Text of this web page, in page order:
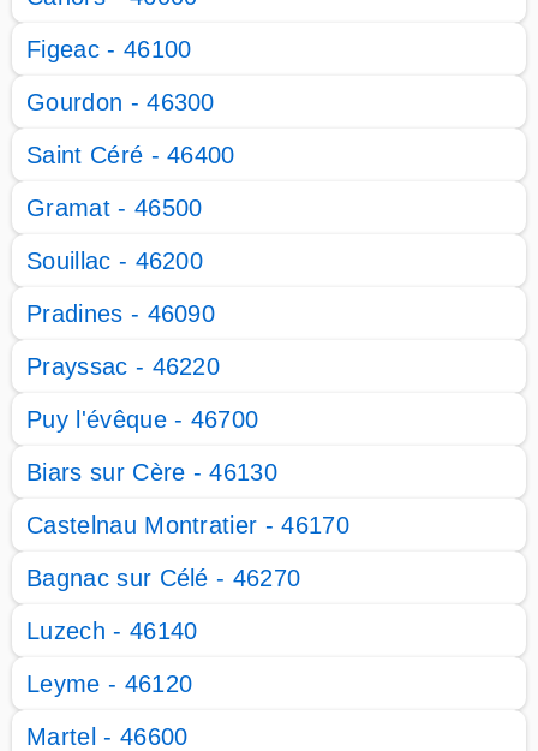
Figeac - 46100
Gourdon - 46300
Saint Céré - 46400
Gramat - 46500
Souillac - 46200
Pradines - 46090
Prayssac - 46220
Puy l'évêque - 46700
Biars sur Cère - 46130
Castelnau Montratier - 46170
Bagnac sur Célé - 46270
Luzech - 46140
Leyme - 46120
Martel - 46600